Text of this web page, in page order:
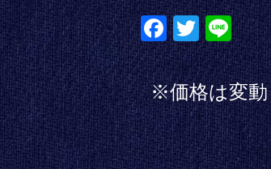
Fa
ce
bo
ok
T
wi
tte
r
Li
ne
※価格は変動